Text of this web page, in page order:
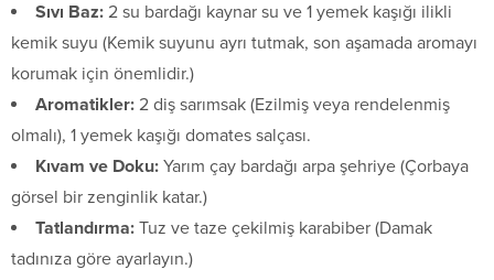
Sıvı Baz: 2 su bardağı kaynar su ve 1 yemek kaşığı ilikli
kemik suyu (Kemik suyunu ayrı tutmak, son aşamada aromayı
korumak için önemlidir.)
Aromatikler: 2 diş sarımsak (Ezilmiş veya rendelenmiş
olmalı), 1 yemek kaşığı domates salçası.
Kıvam ve Doku: Yarım çay bardağı arpa şehriye (Çorbaya
görsel bir zenginlik katar.)
Tatlandırma: Tuz ve taze çekilmiş karabiber (Damak
tadınıza göre ayarlayın.)